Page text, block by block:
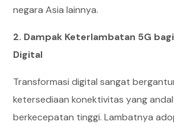
negara Asia lainnya.
2. Dampak Keterlambatan 5G
Digital
Transformasi digital sangat
ketersediaan konektivitas yang
berkecepatan tinggi. Lambatnya